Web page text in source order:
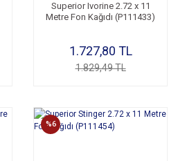
Superior Ivorine 2.72 x 11
Metre Fon Kağıdı (P111433)
1.727,80 TL
1.829,49 TL
%6